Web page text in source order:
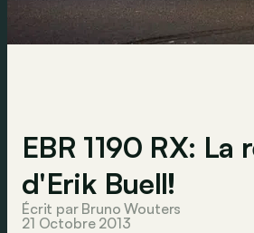
EBR 1190 RX: La
d'Erik Buell!
Écrit par Bruno Wouters
21 Octobre 2013